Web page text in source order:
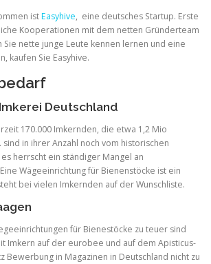
istEasyhive, eine deutsches Startup. Erste
Kooperationen mit dem netten Gründerteam
Sie nette junge Leute kennen lernen und eine
kaufen Sie Easyhive.
Deutschland
170.000 Imkernden, die etwa 1,2 Mio
in ihrer Anzahl noch vom historischen
herrscht ein ständiger Mangel an
Wägeeinrichtung für Bienenstöcke ist ein
bei vielen Imkernden auf der Wunschliste.
für Bienestöcke zu teuer sind
Imkern auf der eurobee und auf dem Apisticus-
Bewerbung in Magazinen in Deutschland nicht zu